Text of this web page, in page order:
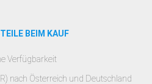
BEIM KAUF
Verfügbarkeit
nach Österreich und Deutschland